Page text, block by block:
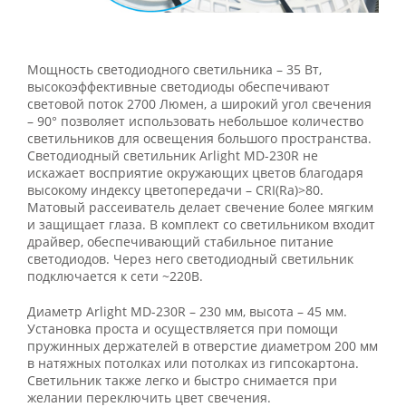
Мощность светодиодного светильника – 35 Вт,
высокоэффективные светодиоды обеспечивают
световой поток 2700 Люмен, а широкий угол свечения
– 90° позволяет использовать небольшое количество
светильников для освещения большого пространства.
Светодиодный светильник Arlight MD-230R не
искажает восприятие окружающих цветов благодаря
высокому индексу цветопередачи – CRI(Ra)>80.
Матовый рассеиватель делает свечение более мягким
и защищает глаза. В комплект со светильником входит
драйвер, обеспечивающий стабильное питание
светодиодов. Через него светодиодный светильник
подключается к сети ~220В.
Диаметр Arlight MD-230R – 230 мм, высота – 45 мм.
Установка проста и осуществляется при помощи
пружинных держателей в отверстие диаметром 200 мм
в натяжных потолках или потолках из гипсокартона.
Светильник также легко и быстро снимается при
желании переключить цвет свечения.